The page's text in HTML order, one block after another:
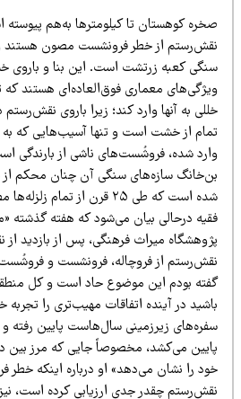
کوهستان تا کیلومترها به‌هم پیوسته است
از خطر فرونشست مصون هستند و تنها
کعبه زرتشت است. این بنا و باروی خشتی
معماری فوق‌العاده‌ای هستند که
از خشت است و تنها آسیب‌هایی که به
شده، فروشُست‌های ناشی از بارندگی است.
سازه‌های سنگی آن چنان محکم از
شده است که طی ۲۵ قرن از تمام
درحالی بیان می‌شود که هفته گذشته
میراث فرهنگی، پس از بازدید از
از فروچاله، فرونشست و فروشُست
بودم این موضوع حاد است و کل منطقه را
در آینده اتفاقات مهیب‌تری را تجربه
زیرزمینی سال‌هاست پایین رفته و
می‌کشد، مخصوصاً جایی که مرز بین دشت
را نشان می‌دهد» او درباره اینکه خطر
چقدر جدی ارزیابی کرده است، نیز